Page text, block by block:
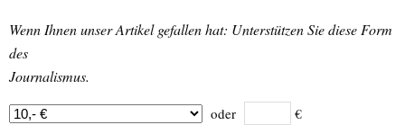
Wenn Ihnen unser Artikel gefallen hat: Unterstützen Sie diese Form
des
Journalismus.
oder €